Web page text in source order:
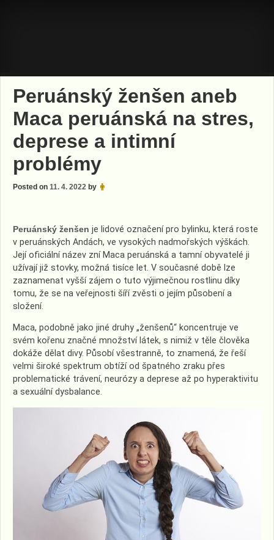
Peruánský ženšen aneb
Maca peruánská na stres,
deprese a intimní
problémy
Posted on 11. 4. 2022 by
Peruánský ženšen je lidové označení pro bylinku, která roste
v peruánských Andách, ve vysokých nadmořských výškách.
Její oficiální název zní Maca peruánská a tamní obyvatelé ji
užívají již stovky, možná tisíce let. V současné době lze
zaznamenat vyšší zájem o tuto výjimečnou rostlinu díky
tomu, že se na veřejnosti šíří zvěsti o jejím působení a
složení.
Maca, podobně jako jiné druhy „ženšenů“ koncentruje ve
svém kořenu značné množství látek, s nimiž v těle člověka
dokáže dělat divy. Působí všestranně, to znamená, že řeší
velmi široké spektrum obtíží od špatného zraku přes
problematické trávení, neurózy a deprese až po hyperaktivitu
a sexuální dysbalance.